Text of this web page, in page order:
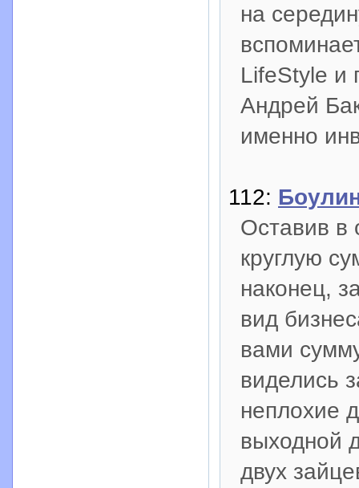
на
LifeStyle и
Андрей
именно
112:
Оставив в
круглую
наконец,
вид
вами
виделись
неплохие
выходной
двух